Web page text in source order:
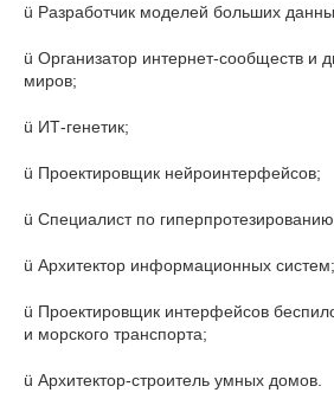
ü Разработчик моделей больших
ü Организатор интернет-сообществ и
миров;
ü ИТ-генетик;
ü Проектировщик нейроинтерфейсов;
ü Специалист по
ü Архитектор информационных систем;
ü Проектировщик интерфейсов
и морского транспорта;
ü Архитектор-строитель умных домов.